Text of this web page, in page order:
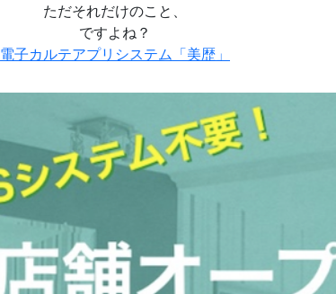
ただそれだけのこと、
ですよね？
電子カルテアプリシステム「美歴」